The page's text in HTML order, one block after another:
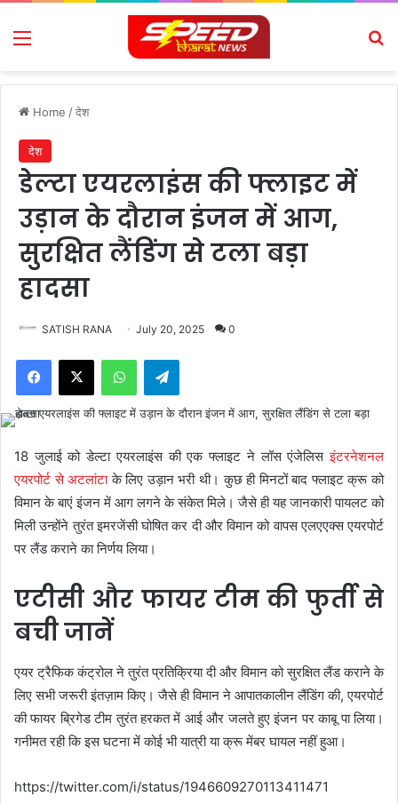
Menu
Home /देश
देश
डेल्टा एयरलाइंस की फ्लाइट में
उड़ान के दौरान इंजन में आग,
सुरक्षित लैंडिंग से टला बड़ा
हादसा
SATISH RANA July 20, 2025 0
Facebook
X WhatsAppTelegram
18 जुलाई को डेल्टा एयरलाइंस की एक फ्लाइट ने लॉस एंजेलिसइंटरनेशनल
एयरपोर्ट से अटलांटाके लिए उड़ान भरी थी। कुछ ही मिनटों बाद फ्लाइट क्रू को
विमान के बाएं इंजन में आग लगने के संकेत मिले। जैसे ही यह जानकारी पायलट को
मिली उन्होंने तुरंत इमरजेंसी घोषित कर दी और विमान को वापस एलएएक्स एयरपोर्ट
पर लैंड कराने का निर्णय लिया।
एटीसी और फायर टीम की फुर्ती से
बची जानें
एयर ट्रैफिक कंट्रोल ने तुरंत प्रतिक्रिया दी और विमान को सुरक्षित लैंड कराने के
लिए सभी जरूरी इंतज़ाम किए। जैसे ही विमान ने आपातकालीन लैंडिंग की, एयरपोर्ट
की फायर ब्रिगेड टीम तुरंत हरकत में आई और जलते हुए इंजन पर काबू पा लिया।
गनीमत रही कि इस घटना में कोई भी यात्री या क्रू मेंबर घायल नहीं हुआ।
https://twitter.com/i/status/1946609270113411471